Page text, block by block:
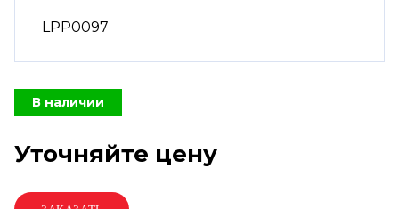
LPP0097
В наличии
Уточняйте цену